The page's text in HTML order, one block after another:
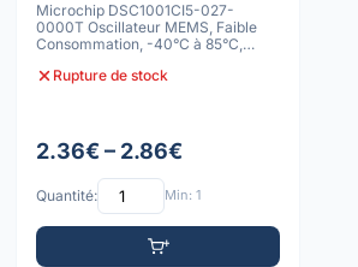
Microchip DSC1001CI5-027-
0000T Oscillateur MEMS, Faible
Consommation, -40°C à 85°C,
Rupture de stock
2.36€ – 2.86€
Quantité: Min: 1